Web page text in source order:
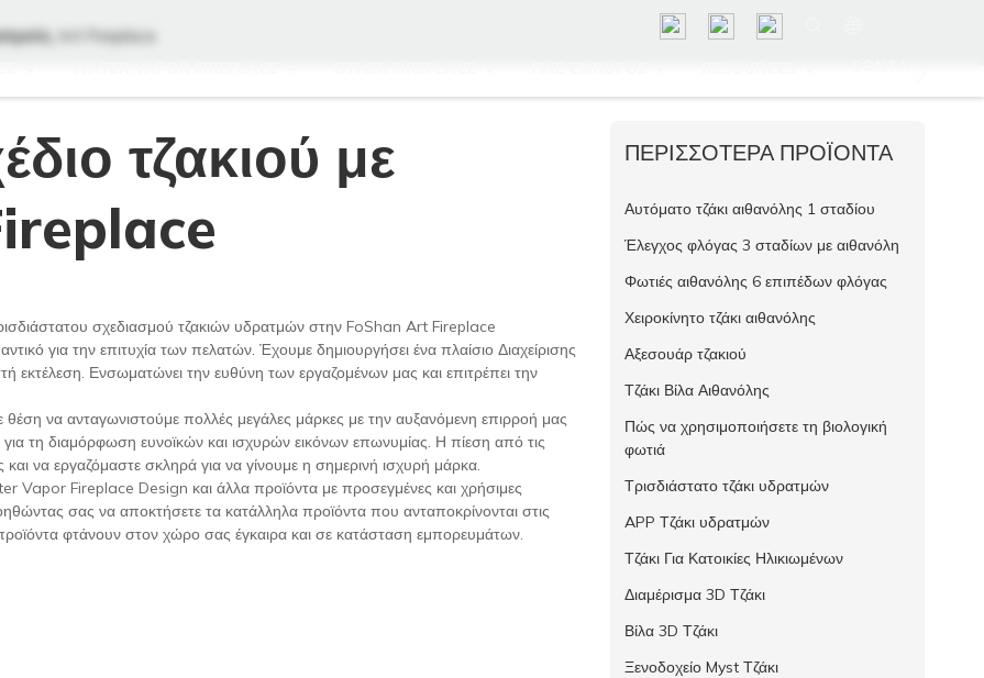
Art Fireplace
τζακιού με
σχεδιασμού τζακιών υδρατμών στην FoShan Art Fireplace
για την επιτυχία των πελατών. Έχουμε δημιουργήσει ένα πλαίσιο Διαχείρισης
εκτέλεση. Ενσωματώνει την ευθύνη των εργαζομένων μας και επιτρέπει την
να ανταγωνιστούμε πολλές μεγάλες μάρκες με την αυξανόμενη επιρροή μας
τη διαμόρφωση ευνοϊκών και ισχυρών εικόνων επωνυμίας. Η πίεση από τις
να εργαζόμαστε σκληρά για να γίνουμε η σημερινή ισχυρή μάρκα.
Fireplace Design και άλλα προϊόντα με προσεγμένες και χρήσιμες
σας να αποκτήσετε τα κατάλληλα προϊόντα που ανταποκρίνονται στις
φτάνουν στον χώρο σας έγκαιρα και σε κατάσταση εμπορευμάτων.
ΠΕΡΙΣΣΌΤΕΡΑ ΠΡΟΪΌΝΤΑ
Αυτόματο τζάκι αιθανόλης 1 σταδίου
Έλεγχος φλόγας 3 σταδίων με αιθανόλη
Φωτιές αιθανόλης 6 επιπέδων φλόγας
Χειροκίνητο τζάκι αιθανόλης
Αξεσουάρ τζακιού
Τζάκι Βίλα Αιθανόλης
Πώς να χρησιμοποιήσετε τη βιολογική
φωτιά
Τρισδιάστατο τζάκι υδρατμών
APP Τζάκι υδρατμών
Τζάκι Για Κατοικίες Ηλικιωμένων
Διαμέρισμα 3D Τζάκι
Βίλα 3D Τζάκι
Ξενοδοχείο Myst Τζάκι